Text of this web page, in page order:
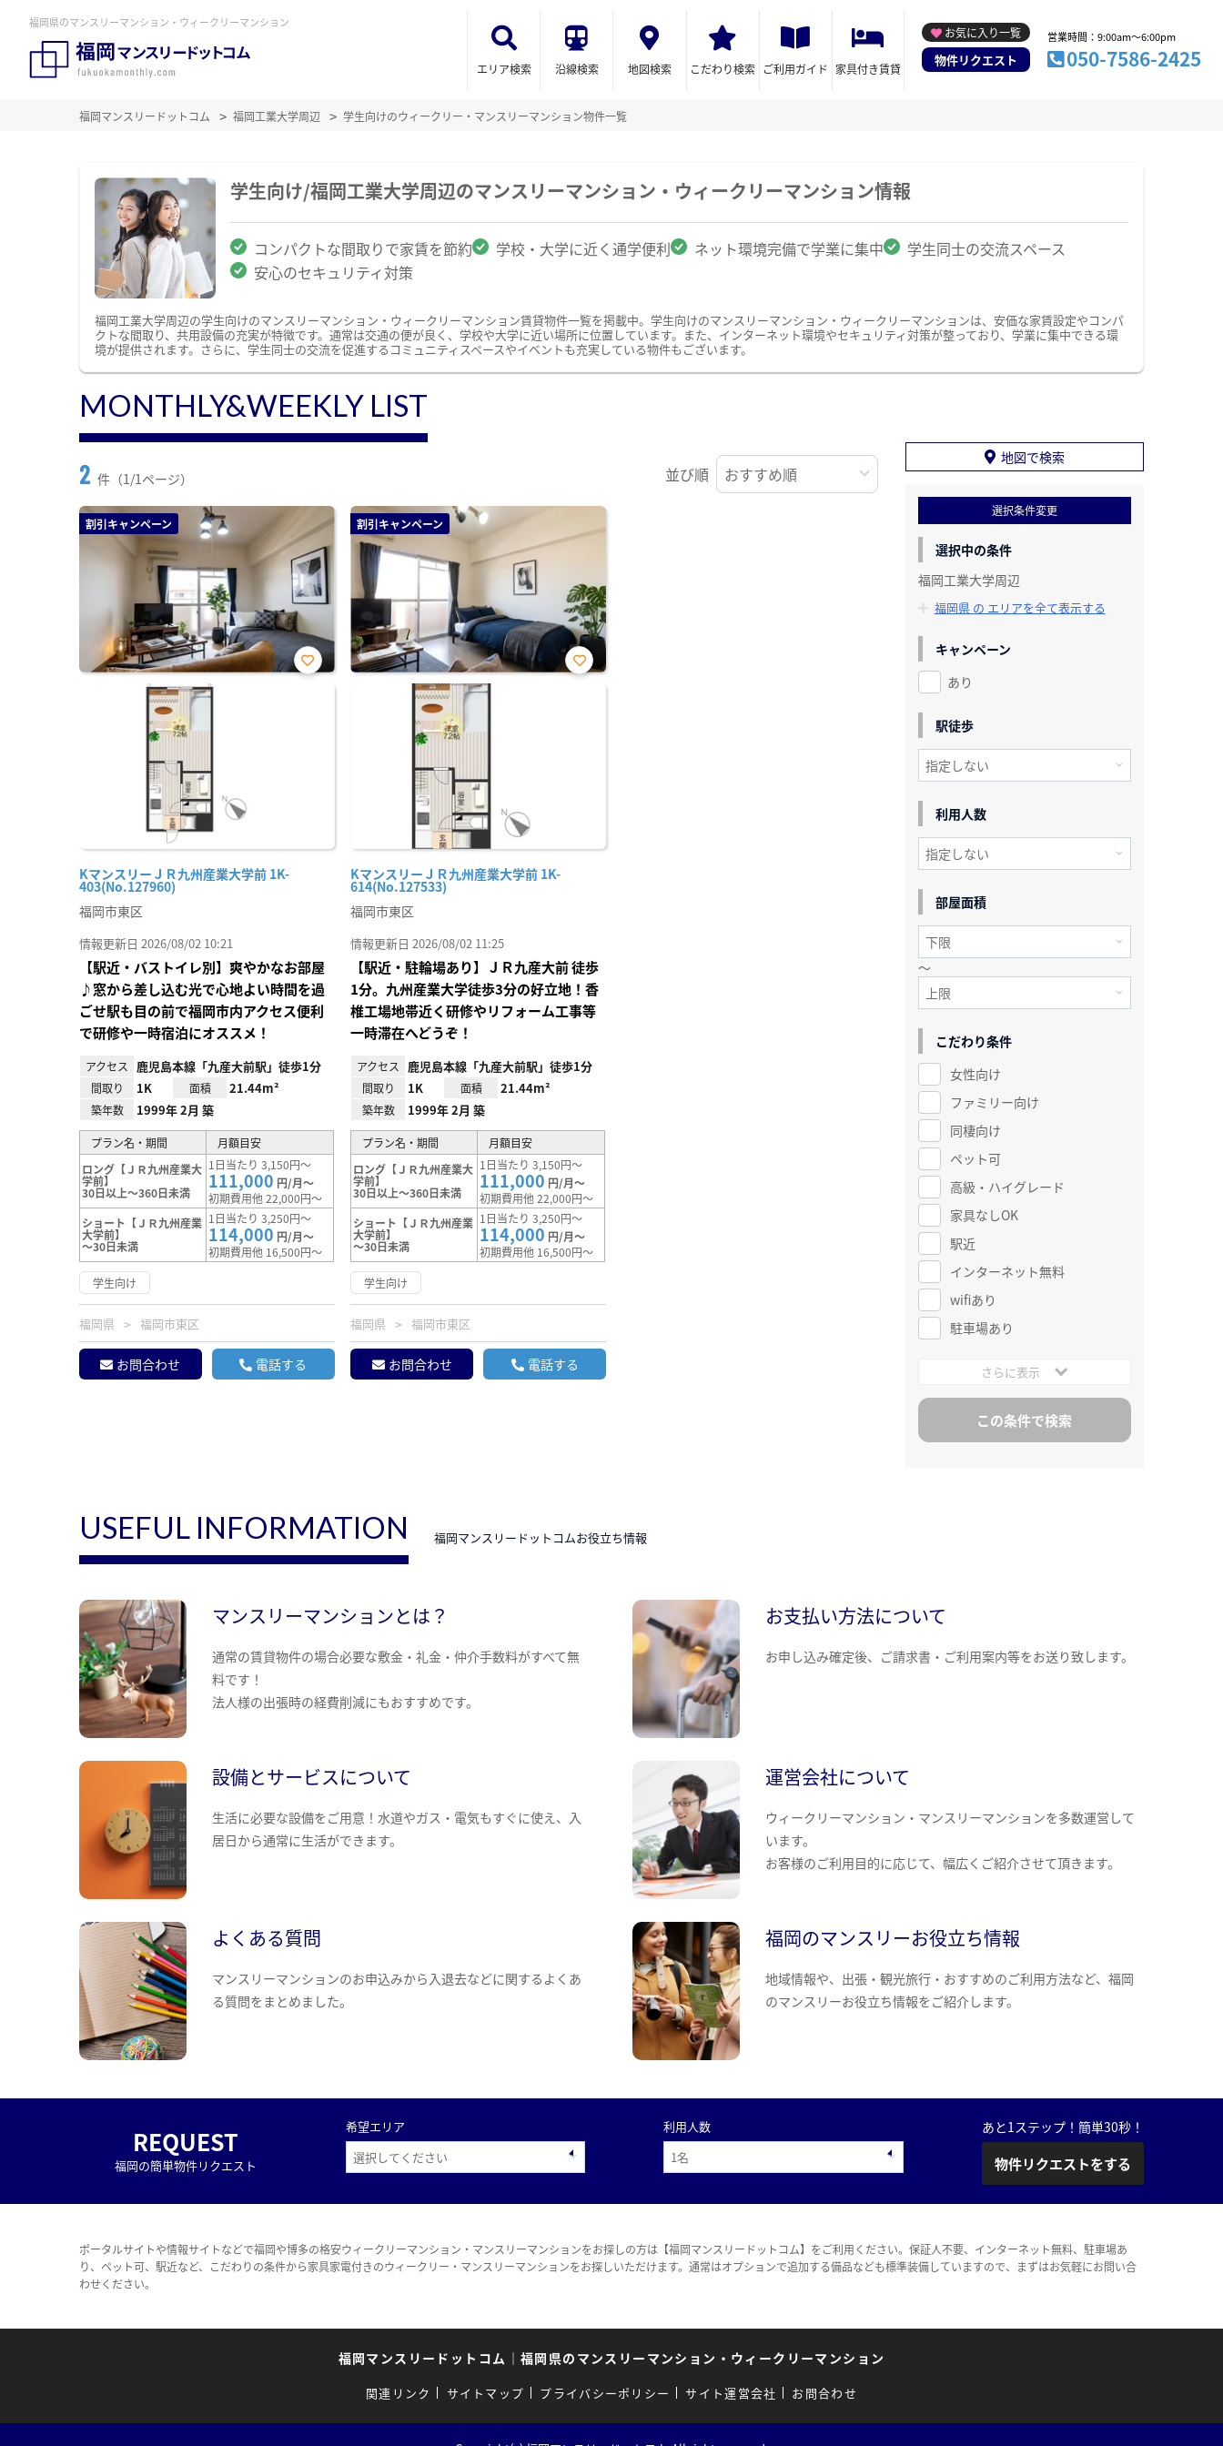
福岡県のマンスリーマンション・ウィークリーマンション
エリア検索 沿線検索 地図検索 こだわり検索 ご利用ガイド 家具付き賃貸
お気に入り一覧
物件リクエスト
営業時間：9:00am～6:00pm
050-7586-2425
福岡マンスリードットコム 福岡工業大学周辺 学生向けのウィークリー・マンスリーマンション物件一覧
学生向け/福岡工業大学周辺のマンスリーマンション・ウィークリーマンション情報
コンパクトな間取りで家賃を節約 学校・大学に近く通学便利 ネット環境完備で学業に集中
学生同士の交流スペース
安心のセキュリティ対策
福岡工業大学周辺の学生向けのマンスリーマンション・ウィークリーマンション賃貸物件一覧を掲載中。学生向けのマンスリーマンション・ウィークリーマンションは、安価な家賃設定やコンパ
クトな間取り、共用設備の充実が特徴です。通常は交通の便が良く、学校や大学に近い場所に位置しています。また、インターネット環境やセキュリティ対策が整っており、学業に集中できる環
境が提供されます。さらに、学生同士の交流を促進するコミュニティスペースやイベントも充実している物件もございます。
MONTHLY&WEEKLY LIST
2 件（1/1ページ） 並び順
割引キャンペーン
KマンスリーＪＲ九州産業大学前 1K-
403(No.127960)
お気
福岡市東区
情報更新日 2026/08/02 10:21
【駅近・バストイレ別】爽やかなお部屋
♪窓から差し込む光で心地よい時間を過
ごせ駅も目の前で福岡市内アクセス便利
で研修や一時宿泊にオススメ！
アクセス 鹿児島本線「九産大前駅」徒歩1分
間取り 1K 面積 21.44m²
築年数 1999年 2月 築
プラン名・期間
月額目安
ロング【ＪＲ九州産業大
学前】
30日以上～360日未満
1日当たり 3,150円～
111,000 円/月～
初期費用他 22,000円～
ショート【ＪＲ九州産業
大学前】
～30日未満
1日当たり 3,250円～
114,000 円/月～
初期費用他 16,500円～
学生向け
福岡県 福岡市東区
お問合わせ 電話する
割引キャンペーン
KマンスリーＪＲ九州産業大学前 1K-
614(No.127533)
お気
福岡市東区
情報更新日 2026/08/02 11:25
【駅近・駐輪場あり】ＪＲ九産大前 徒歩
1分。九州産業大学徒歩3分の好立地！香
椎工場地帯近く研修やリフォーム工事等
一時滞在へどうぞ！
アクセス 鹿児島本線「九産大前駅」徒歩1分
間取り 1K 面積 21.44m²
築年数 1999年 2月 築
プラン名・期間
月額目安
ロング【ＪＲ九州産業大
学前】
30日以上～360日未満
1日当たり 3,150円～
111,000 円/月～
初期費用他 22,000円～
ショート【ＪＲ九州産業
大学前】
～30日未満
1日当たり 3,250円～
114,000 円/月～
初期費用他 16,500円～
学生向け
福岡県 福岡市東区
お問合わせ 電話する
地図で検索
選択条件変更
選択中の条件
福岡工業大学周辺
福岡県 の エリアを全て表示する
キャンペーン
あり
駅徒歩
利用人数
部屋面積
～
こだわり条件
女性向け
ファミリー向け
同棲向け
ペット可
高級・ハイグレード
家具なしOK
駅近
インターネット無料
wifiあり
駐車場あり
さらに表示
USEFUL INFORMATION 福岡マンスリードットコムお役立ち情報
マンスリーマンションとは？
通常の賃貸物件の場合必要な敷金・礼金・仲介手数料がすべて無
料です！
法人様の出張時の経費削減にもおすすめです。
お支払い方法について
お申し込み確定後、ご請求書・ご利用案内等をお送り致します。
設備とサービスについて
生活に必要な設備をご用意！水道やガス・電気もすぐに使え、入
居日から通常に生活ができます。
運営会社について
ウィークリーマンション・マンスリーマンションを多数運営して
います。
お客様のご利用目的に応じて、幅広くご紹介させて頂きます。
よくある質問
マンスリーマンションのお申込みから入退去などに関するよくあ
る質問をまとめました。
福岡のマンスリーお役立ち情報
地域情報や、出張・観光旅行・おすすめのご利用方法など、福岡
のマンスリーお役立ち情報をご紹介します。
REQUEST
福岡の簡単物件リクエスト
希望エリア 利用人数 あと1ステップ！簡単30秒！
物件リクエストをする
ポータルサイトや情報サイトなどで福岡や博多の格安ウィークリーマンション・マンスリーマンションをお探しの方は【福岡マンスリードットコム】をご利用ください。保証人不要、インターネット無料、駐車場あ
り、ペット可、駅近など、こだわりの条件から家具家電付きのウィークリー・マンスリーマンションをお探しいただけます。通常はオプションで追加する備品なども標準装備していますので、まずはお気軽にお問い合
わせください。
福岡マンスリードットコム ｜ 福岡県のマンスリーマンション・ウィークリーマンション
関連リンク サイトマップ プライバシーポリシー サイト運営会社 お問合わせ